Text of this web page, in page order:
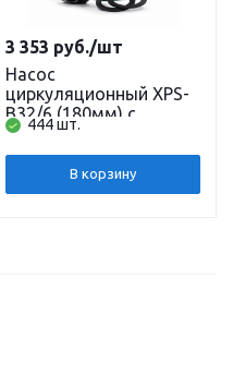
Насос
циркуляционный XPS-
B32/6 (180мм) с
гайками без кабеля
SHIMGE
444 шт.
3 353 руб./шт
В корзину